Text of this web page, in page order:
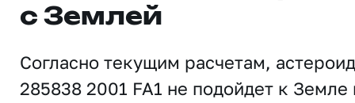
с Землей
Согласно текущим расчетам, астероид
285838 2001 FA1 не подойдет к Земле